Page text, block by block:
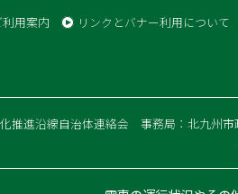
利用案内 リンクとバナー利用について
推進沿線自治体連絡会 事務局：北九州